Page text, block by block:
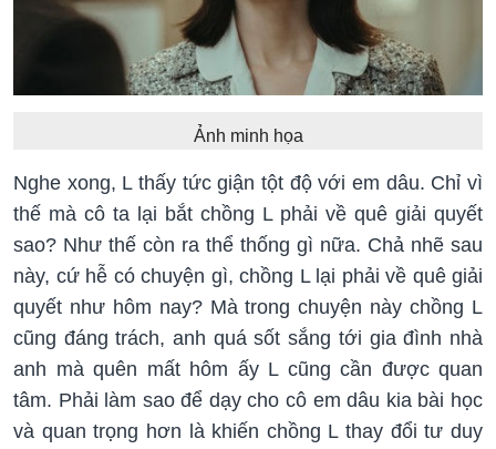
Ảnh minh họa
Nghe xong, L thấy tức giận tột độ với em dâu. Chỉ vì
thế mà cô ta lại bắt chồng L phải về quê giải quyết
sao? Như thế còn ra thể thống gì nữa. Chả nhẽ sau
này, cứ hễ có chuyện gì, chồng L lại phải về quê giải
quyết như hôm nay? Mà trong chuyện này chồng L
cũng đáng trách, anh quá sốt sắng tới gia đình nhà
anh mà quên mất hôm ấy L cũng cần được quan
tâm. Phải làm sao để dạy cho cô em dâu kia bài học
và quan trọng hơn là khiến chồng L thay đổi tư duy